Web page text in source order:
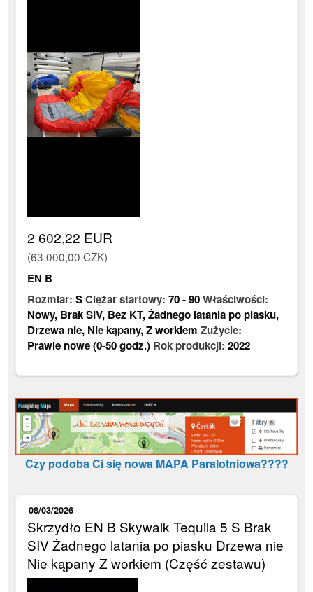
2 602,22 EUR
(63 000,00 CZK)
EN B
Rozmiar:SCiężar startowy:70-90Właściwości:
Nowy, Brak SIV, Bez KT,Żadnego latania po piasku,
Drzewa nie, Nie kąpany,Z workiem Zużycie:
Prawie nowe (0-50 godz.) Rok produkcji:2022
Czy podoba Ci się nowa MAPA Paralotniowa????
08/03/2026
Skrzydło EN B Skywalk Tequila 5 S Brak
SIV Żadnego latania po piasku Drzewa nie
Nie kąpany Z workiem (Część zestawu)